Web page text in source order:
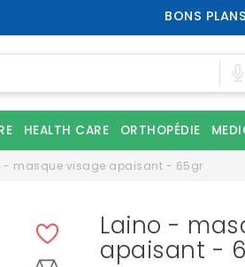
BONS PLANS
HEALTH CARE ORTHOPÉDIE
- masque visage apaisant - 65gr
Laino -
apaisant -